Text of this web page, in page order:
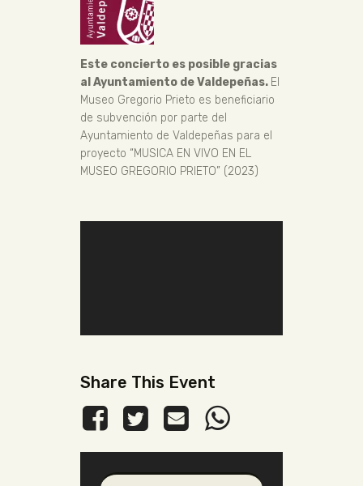
Este concierto es posible gracias
al Ayuntamiento de Valdepeñas. El
Museo Gregorio Prieto es beneficiario
de subvención por parte del
Ayuntamiento de Valdepeñas para el
proyecto “MUSICA EN VIVO EN EL
MUSEO GREGORIO PRIETO” (2023)
Share This Event